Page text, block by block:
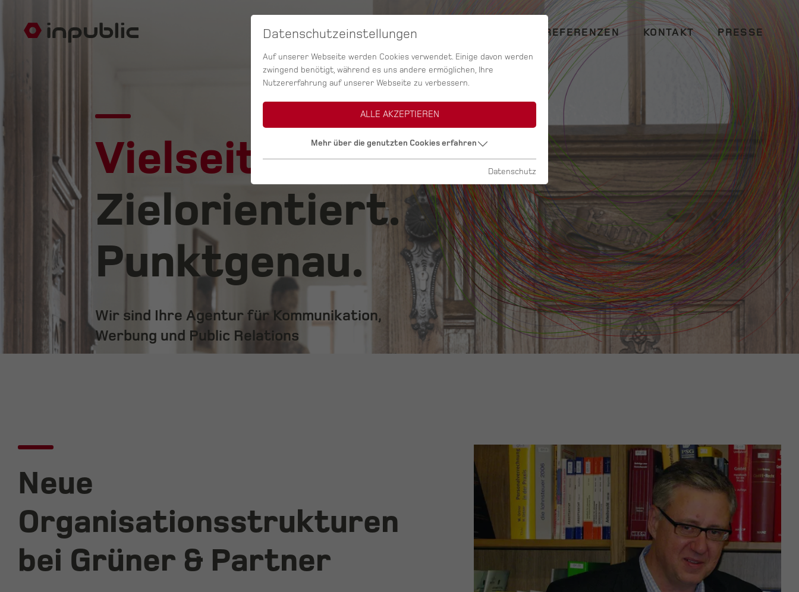
SERVICES AGENTUR REFERENZEN KONTAKT PRESSE
Vielseitig.
Zielorientiert.
Punktgenau.
Wir sind Ihre Agentur für Kommunikation,
Werbung und Public Relations
Neue
Organisationsstrukturen
bei Grüner & Partner
Datenschutzeinstellungen
Auf unserer Webseite werden Cookies verwendet. Einige davon werden
zwingend benötigt, während es uns andere ermöglichen, Ihre
Nutzererfahrung auf unserer Webseite zu verbessern.
ALLE AKZEPTIEREN
Mehr über die genutzten Cookies erfahren
Datenschutz